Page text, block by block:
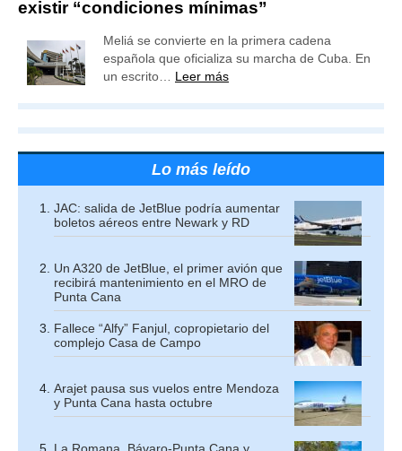
existir “condiciones mínimas”
Meliá se convierte en la primera cadena
española que oficializa su marcha de Cuba. En
un escrito… Leer más
Lo más leído
JAC: salida de JetBlue podría aumentar
boletos aéreos entre Newark y RD
Un A320 de JetBlue, el primer avión que
recibirá mantenimiento en el MRO de
Punta Cana
Fallece “Alfy” Fanjul, copropietario del
complejo Casa de Campo
Arajet pausa sus vuelos entre Mendoza
y Punta Cana hasta octubre